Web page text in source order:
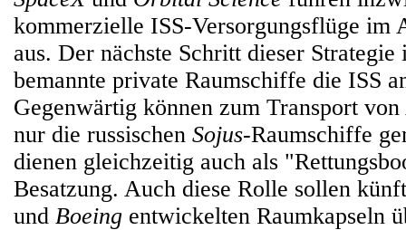
kommerzielle ISS-Versorgungsflüge im
aus. Der nächste Schritt dieser Strategie
bemannte private Raumschiffe die ISS
Gegenwärtig können zum Transport
nur die russischen Sojus-Raumschiffe
dienen gleichzeitig auch als
Besatzung. Auch diese Rolle sollen
und Boeing entwickelten Raumkapseln